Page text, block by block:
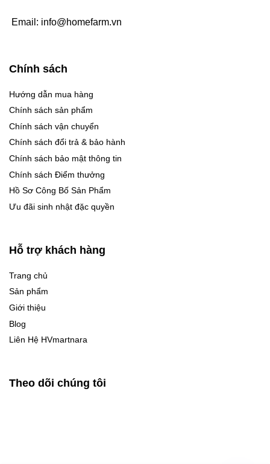
Email: info@homefarm.vn
Chính sách
Hướng dẫn mua hàng
Chính sách sản phẩm
Chính sách vận chuyển
Chính sách đổi trả & bảo hành
Chính sách bảo mật thông tin
Chính sách Điểm thưởng
Hồ Sơ Công Bố Sản Phẩm
Ưu đãi sinh nhật đặc quyền
Hỗ trợ khách hàng
Trang chủ
Sản phẩm
Giới thiệu
Blog
Liên Hệ HVmartnara
Theo dõi chúng tôi